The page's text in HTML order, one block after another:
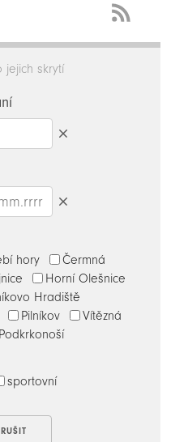
Feed
skrytí
hory
Čermná
Horní Olešnice
Hradiště
Pilníkov
Vítězná
sportovní